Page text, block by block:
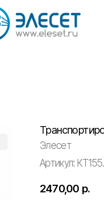
Элесет
Артикул:
2470,00 р.